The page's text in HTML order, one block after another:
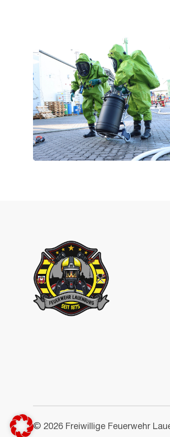
© 2026 Freiwillige Feuerwehr